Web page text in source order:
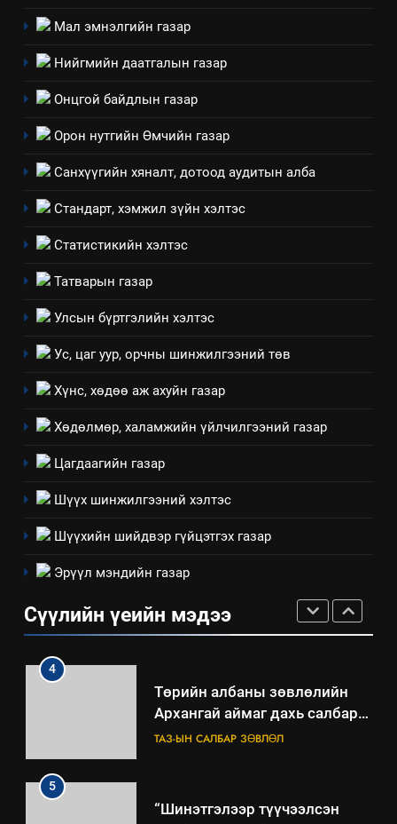
Мал эмнэлгийн газар
Нийгмийн даатгалын газар
Онцгой байдлын газар
Орон нутгийн Өмчийн газар
Санхүүгийн хяналт, дотоод аудитын алба
Стандарт, хэмжил зүйн хэлтэс
Статистикийн хэлтэс
Татварын газар
Улсын бүртгэлийн хэлтэс
Ус, цаг уур, орчны шинжилгээний төв
Хүнс, хөдөө аж ахуйн газар
Хөдөлмөр, халамжийн үйлчилгээний газар
Цагдаагийн газар
Шүүх шинжилгээний хэлтэс
Шүүхийн шийдвэр гүйцэтгэх газар
Эрүүл мэндийн газар
Сүүлийн үеийн мэдээ
ИЛ ТОД БАЙДАЛ
Мэдээлэл хариуцагчийн
явуулж байгаа үйл ажиллагаа,
үйлдвэрлэл, үйлчилгээ,
ашиглаж байгаа техник,
эрүүл мэнд, байгаль орчинд
нөлөөллийн талаарх
1
долоо хоног-2025
2
ШИЙДНЭ” ӨДРИЙГ ЗОХИОН
БАЙГУУЛНА
ЗАР ТАЗ-ЫН САЛБАР ЗӨВЛӨЛ
3
Төрийн албаны зөвлөлийн
Архангай аймаг дахь салбар
зөвлөлийн 2025 оны үйл
ажиллагааны жилийн
ТАЗ-ЫН САЛБАР ЗӨВЛӨЛ
5
“Шинэтгэлээр түүчээлсэн
салбар зөвлөл” аяны хүрээнд
зохион байгуулах арга
ТАЗ-ЫН САЛБАР ЗӨВЛӨЛ
6
Санхүүгийн тайланд хийсэн